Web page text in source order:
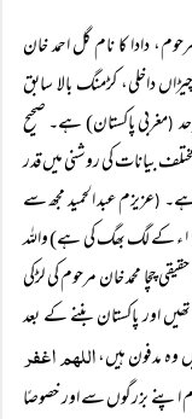
دادا کا نام گل احمد خان
داخلی، کڑمنگ بالا سابق
(مغربی پاکستان) ہے۔ صحیح
بیانات کی روشنی میں قدر
(عزیزم عبد الحمید مجھ سے
تقریباً تین سال چھوٹا ہے۔ اس لحاظ سے اس کی ولادت ۱۹۱۷ء کے لگ بھگ کی ہے) واللہ
چچا محمد خان مرحوم کی لڑکی
اور پاکستان بننے کے بعد
اللہم اغفر
اپنے بزرگوں سے اور خصوصًا